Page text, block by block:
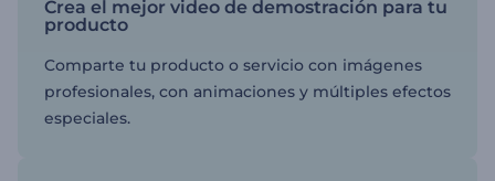
Crea el mejor video de demostración para tu
producto
Comparte tu producto o servicio con imágenes
profesionales, con animaciones y múltiples efectos
especiales.